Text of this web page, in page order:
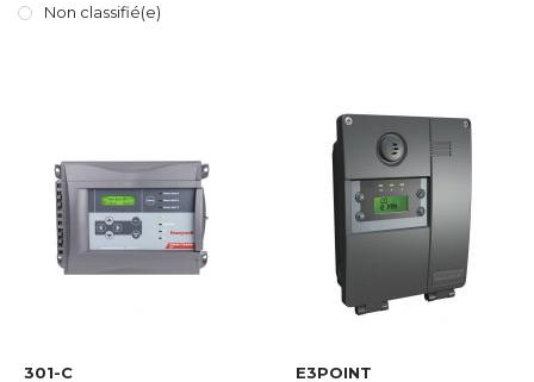
Non classifié(e)
301-C
E3POINT